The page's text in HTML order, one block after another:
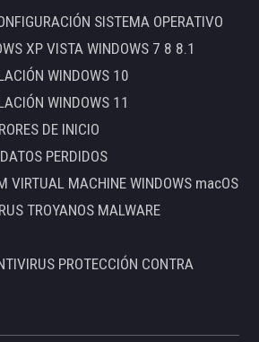
SISTEMA OPERATIVO
XP VISTA WINDOWS 7 8 8.1
WINDOWS 10
WINDOWS 11
DE INICIO
PERDIDOS
VIRTUAL MACHINE WINDOWS macOS
TROYANOS MALWARE
PROTECCIÓN CONTRA